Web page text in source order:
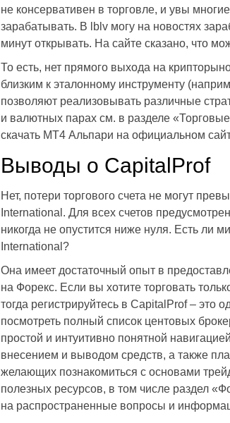
не консервативен в торговле, и увы
зарабатывать. В lblv могу на новостях
минут открывать. На сайте сказано, что
То есть, нет прямого выхода на
близким к эталонному инструменту
позволяют реализовывать различные
и валютных парах см. в разделе
скачать МТ4 Альпари на официальном
Выводы о CapitalProf
Нет, потери торгового счета не могут
International. Для всех счетов
никогда не опустится ниже нуля. Есть ли
International?
Она имеет достаточный опыт в
на Форекс. Если вы хотите торговать
тогда регистрируйтесь в CapitalProf –
посмотреть полный список центовых
простой и интуитивно понятной
внесением и выводом средств, а также
желающих познакомиться с основами
полезных ресурсов, в том числе раздел
на распространенные вопросы и